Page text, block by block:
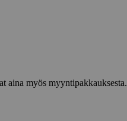
aina myös myyntipakkauksesta.